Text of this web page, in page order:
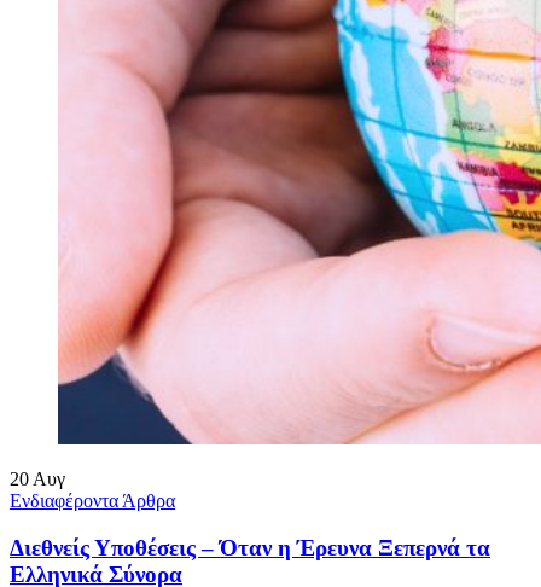
20 Αυγ
Ενδιαφέροντα Άρθρα
Διεθνείς Υποθέσεις – Όταν η Έρευνα Ξεπερνά τα
Ελληνικά Σύνορα